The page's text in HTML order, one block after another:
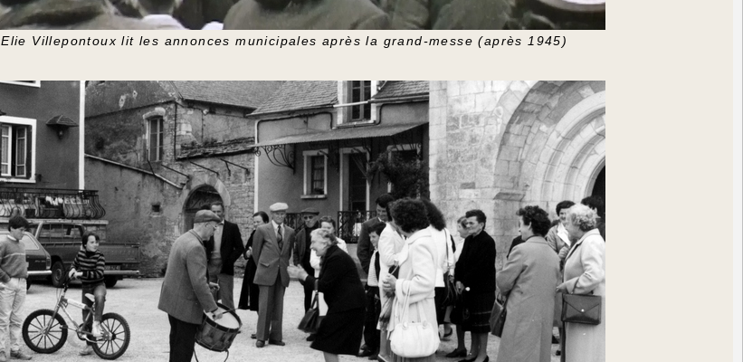
Elie Villepontoux lit les annonces municipales après la grand-messe (après 1945)